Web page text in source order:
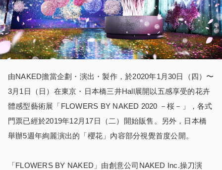
由NAKED擔當企劃・演出・製作，於2020年1月30日（四）〜
3月1日（日）在東京・日本橋三井Hall展開以五感享受的花卉
體感型藝術展「FLOWERS BY NAKED 2020 －桜－」，各式
門票已經於2019年12月17日（二）開始販售。另外，日本橋
舉辦5週年絢麗演出的「櫻花」內容部分視覺首度公開。
「FLOWERS BY NAKED」由創意公司NAKED Inc.操刀演